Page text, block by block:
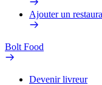
Ajouter un
Bolt Food
Devenir livreur